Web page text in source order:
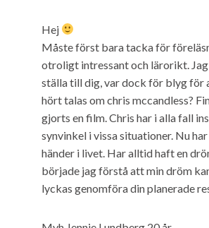
Hej
Måste först bara tacka för
otroligt intressant och lärorikt.
ställa till dig, var dock för blyg för
hört talas om chris mccandless?
gjorts en film. Chris har i alla fall
synvinkel i vissa situationer. Nu
händer i livet. Har alltid haft en
började jag förstå att min dröm
lyckas genomföra din planerade